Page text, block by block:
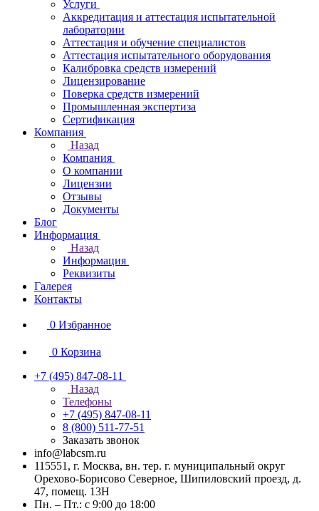
Услуги
Аккредитация и аттестация испытательной
лаборатории
Аттестация и обучение специалистов
Аттестация испытательного оборудования
Калибровка средств измерений
Лицензирование
Поверка средств измерений
Промышленная экспертиза
Сертификация
Компания
Назад
Компания
О компании
Лицензии
Отзывы
Документы
Блог
Информация
Назад
Информация
Реквизиты
Галерея
Контакты
0 Избранное
0 Корзина
+7 (495) 847-08-11
Назад
Телефоны
+7 (495) 847-08-11
8 (800) 511-77-51
Заказать звонок
info@labcsm.ru
115551, г. Москва, вн. тер. г. муниципальный округ
Орехово-Борисово Северное, Шипиловский проезд, д.
47, помещ. 13Н
Пн. – Пт.: с 9:00 до 18:00